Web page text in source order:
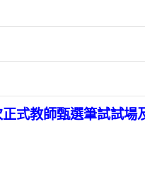
式教師甄選筆試試場